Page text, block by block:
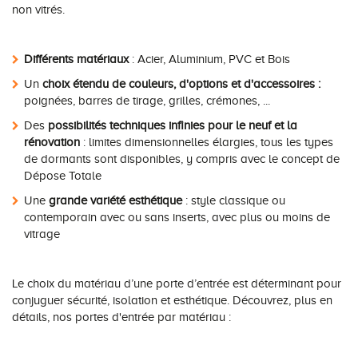
non vitrés.
Différents matériaux: Acier, Aluminium, PVC et Bois
Un choix étendu de couleurs, d'options et d'accessoires :
poignées, barres de tirage, grilles, crémones, ...
Des possibilités techniques infinies pour le neuf et la
rénovation : limites dimensionnelles élargies, tous les types
de dormants sont disponibles, y compris avec le concept de
Dépose Totale
Une grande variété esthétique: style classique ou
contemporain avec ou sans inserts, avec plus ou moins de
vitrage
Le choix du matériau d’une porte d’entrée est déterminant pour
conjuguer sécurité, isolation et esthétique. Découvrez, plus en
détails, nos portes d'entrée par matériau :
Demander un devis
Télécharger le catalogue